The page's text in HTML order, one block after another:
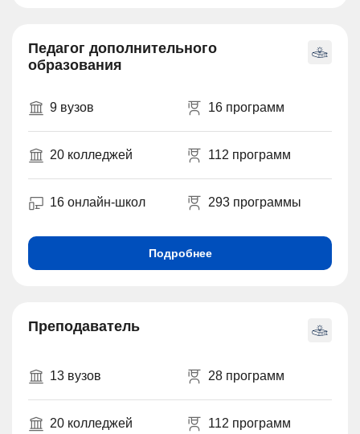
Педагог дополнительного
образования
9 вузов 16 программ
20 колледжей 112 программ
16 онлайн-школ 293 программы
Подробнее
Преподаватель
13 вузов 28 программ
20 колледжей 112 программ